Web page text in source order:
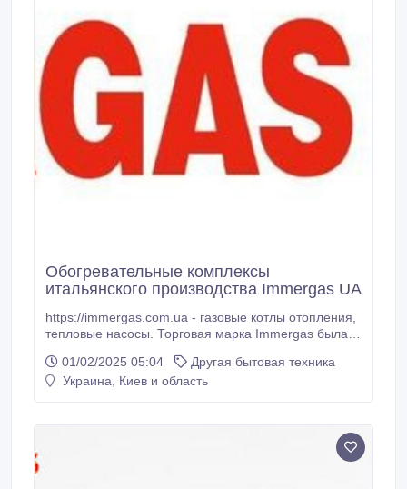
Обогревательные комплексы
итальянского производства Immergas UA
https://immergas.com.ua - газовые котлы отопления,
тепловые насосы. Торговая марка Immergas была
производитель передовой, эффективной, и в тот же
час не сложной отопительной техники. Сегодня
01/02/2025 05:04
Другая бытовая техника
Украина, Киев и область